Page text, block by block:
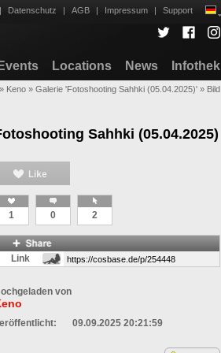
| Datenschutz | AGB | Impressum | Support
Events Locations News Infothek
» Keno » Galerie 'Fotoshooting Sahhki (05.04.2025)' » Bild
Sahhki (05.04.2025)
1 0 2
Link
von
09.09.2025 20:21:59